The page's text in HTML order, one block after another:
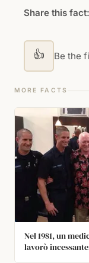
Share this fact:
👍 Be the
MORE FACTS
Nel 1981, un
lavorò